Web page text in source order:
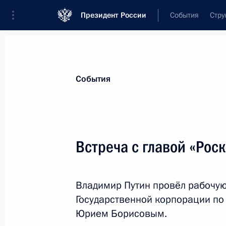
Президент России События
Встреча с участниками
олимпиады по финансовой
4 октября 2023 года, 16:25
События
Встреча с главой
Владимир Путин провёл
Государственной корпорации
Юрием Борисовым.